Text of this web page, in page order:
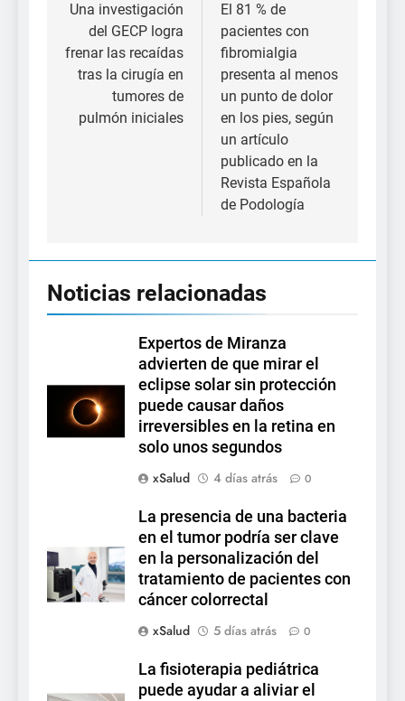
de
entradas
Una investigación
del GECP logra
frenar las recaídas
tras la cirugía en
tumores de
pulmón iniciales
El 81 % de
pacientes con
fibromialgia
presenta al menos
un punto de dolor
en los pies, según
un artículo
publicado en la
Revista Española
de Podología
Noticias relacionadas
Expertos de Miranza
advierten de que mirar el
eclipse solar sin protección
puede causar daños
irreversibles en la retina en
solo unos segundos
xSalud
4 días atrás 0
La presencia de una bacteria
en el tumor podría ser clave
en la personalización del
tratamiento de pacientes con
cáncer colorrectal
xSalud
5 días atrás 0
La fisioterapia pediátrica
puede ayudar a aliviar el